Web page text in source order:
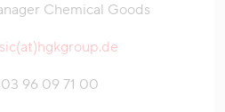
Chemical Goods
96 09 71 00